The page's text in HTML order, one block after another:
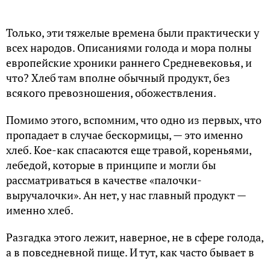
наверное, именно эти злаки и являлись
продуктами-спасителями в любой ситуации.
Именно они и составляли основу рациона, где
мясо были лишь украшением стола, редким
гостем на крестьянской пирушке. Овощи и
корнеплоды с огорода – тоже «та еще» помощь, не
сравнить их по калорийности с кашами и печеным
тестом.
Но при этом наш хлеб – совсем особенный.
Кислый дрожжевой хлеб, созревающий пару дней,
являлся «визитной карточкой» русской кухни до
конца XVIII века.